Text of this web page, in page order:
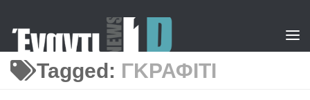
Tagged: ΓΚΡΑΦΙΤΙ